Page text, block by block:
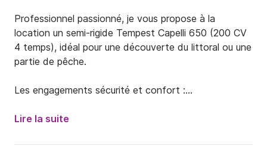
Professionnel passionné, je vous propose à la
location un semi-rigide Tempest Capelli 650 (200 CV
4 temps), idéal pour une découverte du littoral ou une
partie de pêche.
Les engagements sécurité et confort :
* Prise en main complète : Je prends le temps de
* Itinéraires personnalisés : Conseils pour vos
Lire la suite